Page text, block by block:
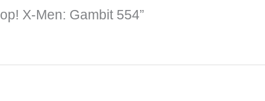
X-Men: Gambit 554”